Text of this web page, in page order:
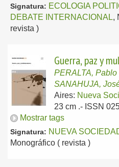
Signatura: ECOLOGIA
DEBATE INTERNACIONAL,
revista )
Guerra, paz y
PERALTA, Pablo
SANAHUJA,
Aires: Nueva
23 cm .- ISSN
Mostrar tags
Signatura: NUEVA
Monográfico ( revista )